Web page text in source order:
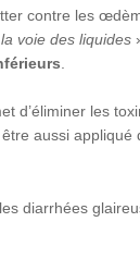
contre les
voie des liquides
d’éliminer les
aussi
diarrhées